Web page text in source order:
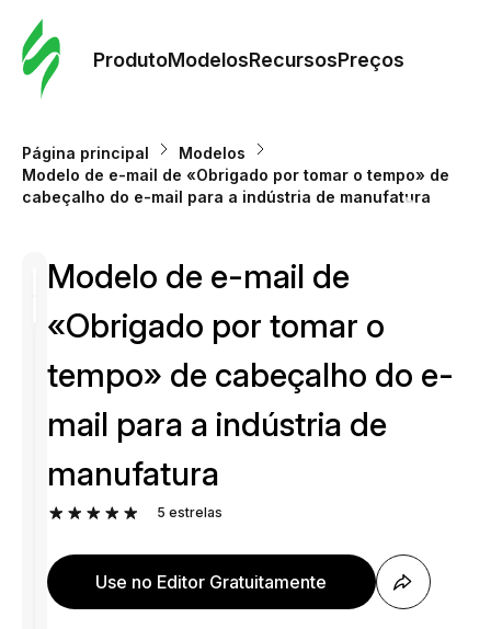
ProdutoModelosRecursosPreços
Página principal
Modelos
Modelo de e-mail de «Obrigado por tomar o tempo» de
cabeçalho do e-mail para a indústria de manufatura
Modelo de e-mail de
«Obrigado por tomar o
tempo» de cabeçalho do e-
mail para a indústria de
manufatura
5 estrelas
Use no Editor Gratuitamente